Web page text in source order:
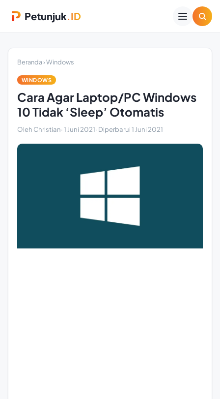
Petunjuk.ID
Beranda›Windows
WINDOWS
Cara Agar Laptop/PC Windows
10 Tidak ‘Sleep’ Otomatis
Oleh Christian·1 Juni 2021· Diperbarui1 Juni 2021